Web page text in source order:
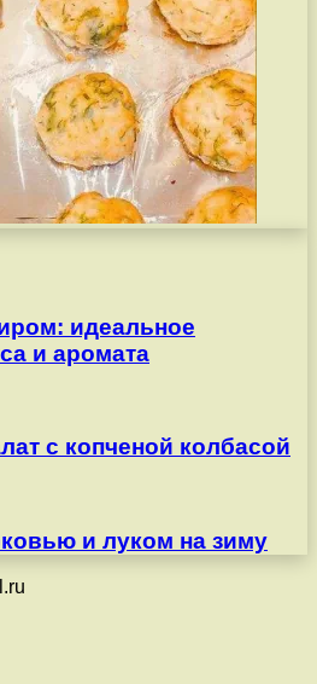
идеальное
и аромата
с копченой колбасой
и луком на зиму